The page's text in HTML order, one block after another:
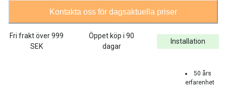
Kontakta oss för dagsaktuella priser
Fri frakt över999
SEK
Öppet köp i 90
dagar
Installation
50 års
erfarenhet